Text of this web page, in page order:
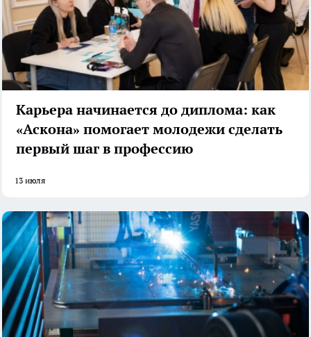
Карьера начинается до диплома: как
«Аскона» помогает молодежи сделать
первый шаг в профессию
13 июля